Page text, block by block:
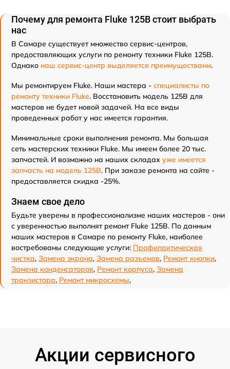
Почему для ремонта Fluke 125B стоит выбрать
нас
В Самаре существует множество сервис-центров,
предоставляющих услуги по ремонту техники Fluke 125B.
Однако наш сервис-центр выделяется преимуществами.
Мы ремонтируем Fluke. Наши мастера - специалисты по
ремонту техники Fluke. Восстановить модель 125B для
мастеров не будет новой задачей. На все виды
проведенных работ у нас имеется гарантия.
Минимальные сроки выполнения ремонта. Мы большая
сеть мастерских техники Fluke. Мы имеем более 20 тыс.
запчастей. И возможно на наших складах уже имеется
запчасть на модель 125B. При заказе ремонта на сайте -
предоставляется скидка -25%.
Знаем свое дело
Будьте уверены в профессионализме наших мастеров - они
с уверенностью выполнят ремонт Fluke 125B. По данным
наших мастеров в Самаре по ремонту Fluke, наиболее
востребованы следующие услуги: Профилактическая
чистка, Замена экрана, Замена разъемов, Ремонт кнопки,
Замена конденсаторов, Ремонт корпуса, Замена
транзистора, Ремонт микросхемы,
Акции сервисного